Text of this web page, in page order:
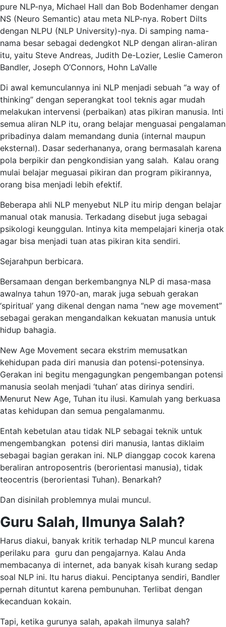
pure NLP-nya, Michael Hall dan Bob Bodenhamer dengan
NS (Neuro Semantic) atau meta NLP-nya. Robert Dilts
dengan NLPU (NLP University)-nya. Di samping nama-
nama besar sebagai dedengkot NLP dengan aliran-aliran
itu, yaitu Steve Andreas, Judith De-Lozier, Leslie Cameron
Bandler, Joseph O’Connors, Hohn LaValle
Di awal kemunculannya ini NLP menjadi sebuah “a way of
thinking” dengan seperangkat tool teknis agar mudah
melakukan intervensi (perbaikan) atas pikiran manusia. Inti
semua aliran NLP itu, orang belajar menguasai pengalaman
pribadinya dalam memandang dunia (internal maupun
eksternal). Dasar sederhananya, orang bermasalah karena
pola berpikir dan pengkondisian yang salah. Kalau orang
mulai belajar meguasai pikiran dan program pikirannya,
orang bisa menjadi lebih efektif.
Beberapa ahli NLP menyebut NLP itu mirip dengan belajar
manual otak manusia. Terkadang disebut juga sebagai
psikologi keunggulan. Intinya kita mempelajari kinerja otak
agar bisa menjadi tuan atas pikiran kita sendiri.
Sejarahpun berbicara.
Bersamaan dengan berkembangnya NLP di masa-masa
awalnya tahun 1970-an, marak juga sebuah gerakan
‘spiritual’ yang dikenal dengan nama “new age movement”
sebagai gerakan mengandalkan kekuatan manusia untuk
hidup bahagia.
New Age Movement secara ekstrim memusatkan
kehidupan pada diri manusia dan potensi-potensinya.
Gerakan ini begitu mengagungkan pengembangan potensi
manusia seolah menjadi ‘tuhan’ atas dirinya sendiri.
Menurut New Age, Tuhan itu ilusi. Kamulah yang berkuasa
atas kehidupan dan semua pengalamanmu.
Entah kebetulan atau tidak NLP sebagai teknik untuk
mengembangkan potensi diri manusia, lantas diklaim
sebagai bagian gerakan ini. NLP dianggap cocok karena
beraliran antroposentris (berorientasi manusia), tidak
teocentris (berorientasi Tuhan). Benarkah?
Dan disinilah problemnya mulai muncul.
Guru Salah, Ilmunya Salah?
Harus diakui, banyak kritik terhadap NLP muncul karena
perilaku para guru dan pengajarnya. Kalau Anda
membacanya di internet, ada banyak kisah kurang sedap
soal NLP ini. Itu harus diakui. Penciptanya sendiri, Bandler
pernah dituntut karena pembunuhan. Terlibat dengan
kecanduan kokain.
Tapi, ketika gurunya salah, apakah ilmunya salah?